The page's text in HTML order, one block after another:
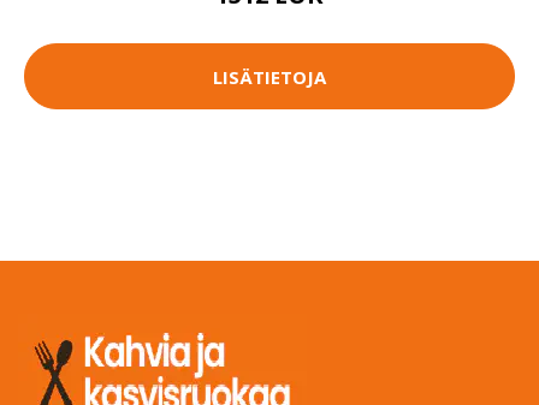
LISÄTIETOJA